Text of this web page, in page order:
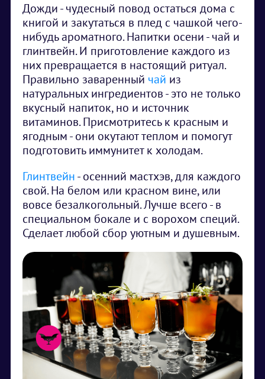
Дожди - чудесный повод остаться дома с
книгой и закутаться в плед с чашкой чего-
нибудь ароматного. Напитки осени - чай и
глинтвейн. И приготовление каждого из
них превращается в настоящий ритуал.
Правильно заваренный чай из
натуральных ингредиентов - это не только
вкусный напиток, но и источник
витаминов. Присмотритесь к красным и
ягодным - они окутают теплом и помогут
подготовить иммунитет к холодам.
Глинтвейн- осенний мастхэв, для каждого
свой. На белом или красном вине, или
вовсе безалкогольный. Лучше всего - в
специальном бокале и с ворохом специй.
Сделает любой сбор уютным и душевным.